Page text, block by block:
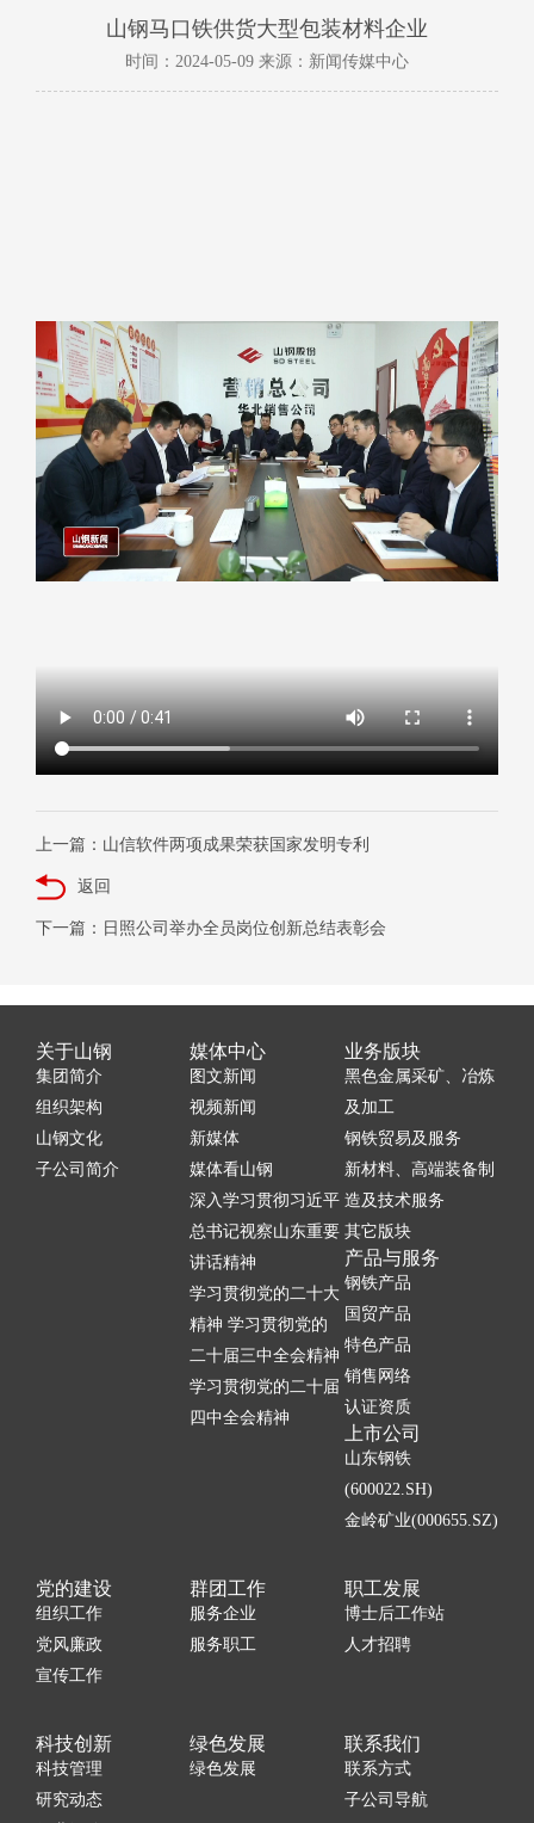
山钢马口铁供货大型包装材料企业
时间：2024-05-09 来源：新闻传媒中心
上一篇：山信软件两项成果荣获国家发明专利
返回
下一篇：日照公司举办全员岗位创新总结表彰会
关于山钢
集团简介
组织架构
山钢文化
子公司简介
媒体中心
图文新闻
视频新闻
新媒体
媒体看山钢
深入学习贯彻习近平
总书记视察山东重要
讲话精神
学习贯彻党的二十大
精神 学习贯彻党的
二十届三中全会精神
学习贯彻党的二十届
四中全会精神
业务版块
黑色金属采矿、冶炼
及加工
钢铁贸易及服务
新材料、高端装备制
造及技术服务
其它版块
产品与服务
钢铁产品
国贸产品
特色产品
销售网络
认证资质
上市公司
山东钢铁
(600022.SH)
金岭矿业(000655.SZ)
党的建设
组织工作
党风廉政
宣传工作
群团工作
服务企业
服务职工
职工发展
博士后工作站
人才招聘
科技创新
科技管理
研究动态
绿色发展
绿色发展
联系我们
联系方式
子公司导航